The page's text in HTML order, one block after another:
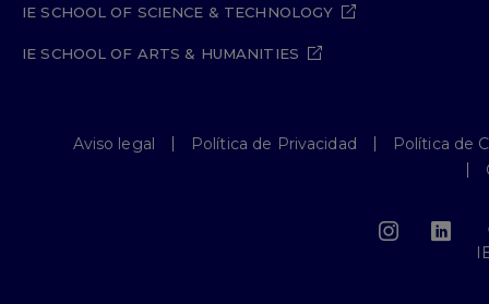
IE SCHOOL OF SCIENCE & TECHNOLOGY
IE SCHOOL OF ARTS & HUMANITIES
Aviso legal Política de Privacidad
Política de